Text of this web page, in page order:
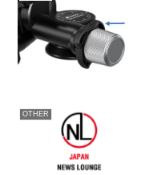
OTHER